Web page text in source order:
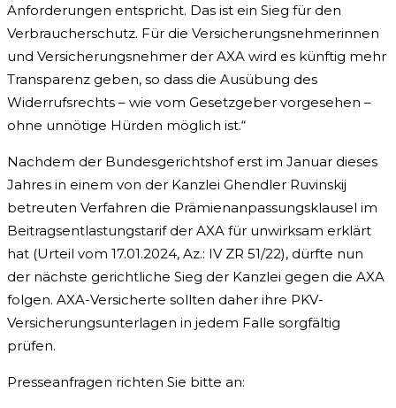
Anforderungen entspricht. Das ist ein Sieg für den
Verbraucherschutz. Für die Versicherungsnehmerinnen
und Versicherungsnehmer der AXA wird es künftig mehr
Transparenz geben, so dass die Ausübung des
Widerrufsrechts – wie vom Gesetzgeber vorgesehen –
ohne unnötige Hürden möglich ist.“
Nachdem der Bundesgerichtshof erst im Januar dieses
Jahres in einem von der Kanzlei Ghendler Ruvinskij
betreuten Verfahren die Prämienanpassungsklausel im
Beitragsentlastungstarif der AXA für unwirksam erklärt
hat (Urteil vom 17.01.2024, Az.: IV ZR 51/22), dürfte nun
der nächste gerichtliche Sieg der Kanzlei gegen die AXA
folgen. AXA-Versicherte sollten daher ihre PKV-
Versicherungsunterlagen in jedem Falle sorgfältig
prüfen.
Presseanfragen richten Sie bitte an: